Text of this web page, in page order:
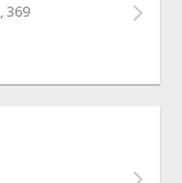
, 369